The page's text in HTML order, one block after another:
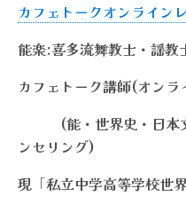
カフェトークオンライン
能楽:喜多流舞教士・謡教
カフェトーク講師(オンラ
(能・世界史・日本文
ンセリング)
現「私立中学高等学校世界